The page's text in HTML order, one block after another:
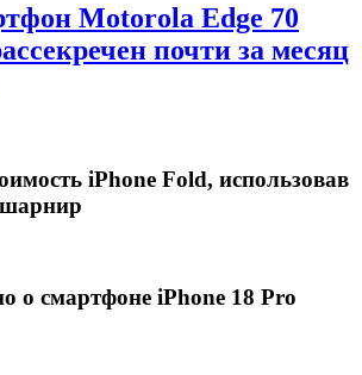
Motorola Edge 70
почти за месяц
iPhone Fold, использовав
о смартфоне iPhone 18 Pro